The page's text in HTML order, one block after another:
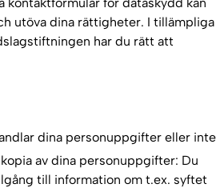
utöva dina rättigheter. I tillämpliga
har du rätt att
dina personuppgifter eller inte
av dina personuppgifter: Du
till information om t.ex. syftet